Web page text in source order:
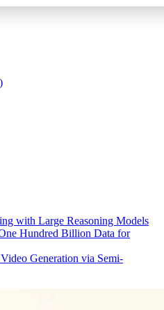
with Large Reasoning Models
Hundred Billion Data for
Generation via Semi-